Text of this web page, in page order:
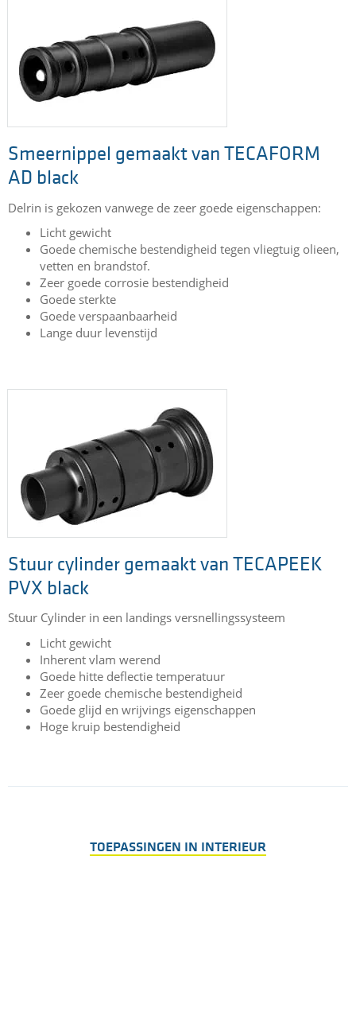
Bestand tegen vele olieen, vetten en brandtoffen
Goede sluiteigenschappen
Hoge sterkte
Hoge dimensie stabiliteit
Smeernippel gemaakt van TECAFORM
AD black
Zeer goede corrosie bestendigheid
Goede sterkte
Goede verspaanbaarheid
Lange duur levenstijd
Stuur cylinder gemaakt van TECAPEEK
PVX black
Licht gewicht
Zeer goede chemische bestendigheid
Goede glijd en wrijvings eigenschappen